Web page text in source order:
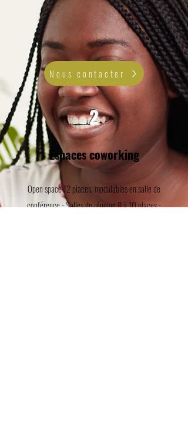
Nous contacter
2
Espaces coworking
Open space 12 places, modulables en salle de
conférence - Salles de réunion 8 à 10 places -